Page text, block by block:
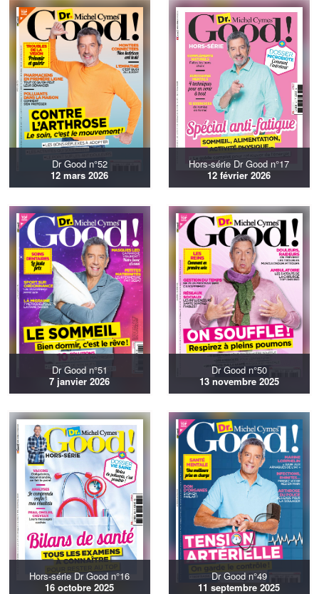
Dr Good n°52
12 mars 2026
Hors-série Dr Good n°17
12 février 2026
Dr Good n°51
7 janvier 2026
Dr Good n°50
13 novembre 2025
Hors-série Dr Good n°16
16 octobre 2025
Dr Good n°49
11 septembre 2025